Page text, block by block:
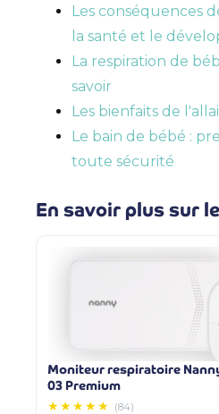
Les conséquences
la santé et le
La respiration de
savoir
Les bienfaits de
Le bain de bébé :
toute sécurité
En savoir plus sur
Moniteur respiratoire
03 Premium
★★★★★ (84)